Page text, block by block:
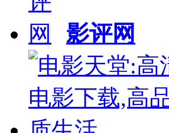
影评网